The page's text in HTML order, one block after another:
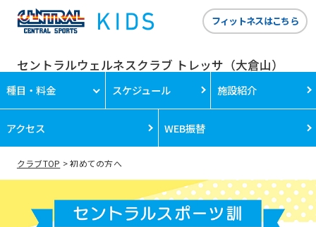
セントラルウェルネスクラブ トレッサ（大倉山）
フィットネスはこちら
種目・料金 スケジュール 施設紹介
アクセス WEB振替
クラブTOP 初めての方へ